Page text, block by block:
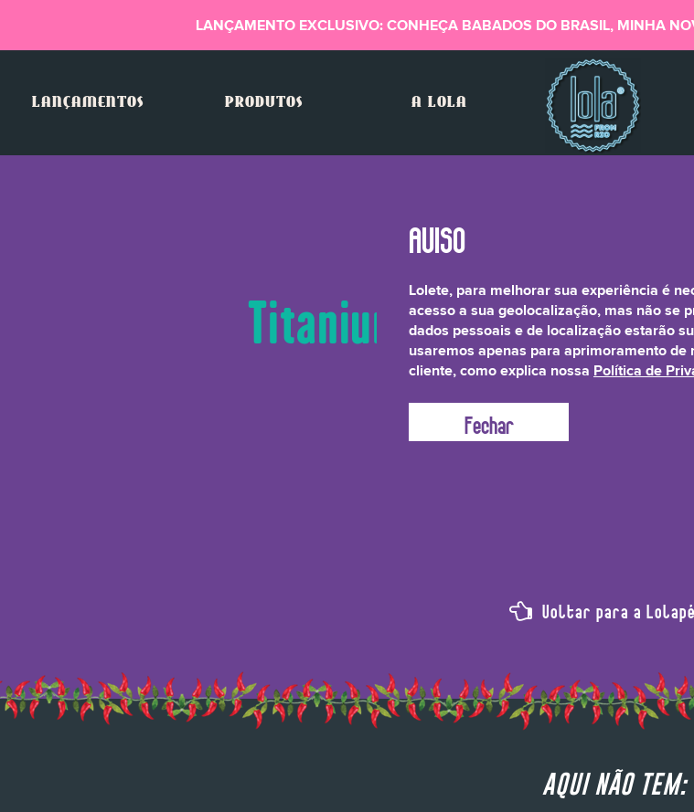
LANÇAMENTO EXCLUSIVO: CONHEÇA BABADOS DO BRASIL, MINHA
LANÇAMENTOS PRODUTOS A LOLA
Titanium Dioxide, Mica,
Voltar para a
AQUI NÃO TEM:
Lolete, para melhorar sua experiência é
acesso a sua geolocalização, mas não se
dados pessoais e de localização estarão
usaremos apenas para aprimoramento de
cliente, como explica nossa Política de